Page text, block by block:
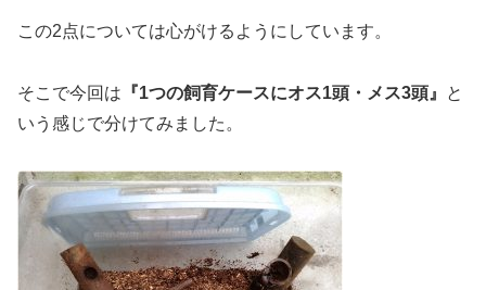
この2点については心がけるようにしています。
そこで今回は 『1つの飼育ケースにオス1頭・メス3頭』
と
いう感じで分けてみました。